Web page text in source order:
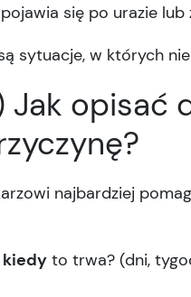
pojawia się po urazie
sytuacje, w których
Jak opisać
najbardziej
kiedy to trwa? (dni,